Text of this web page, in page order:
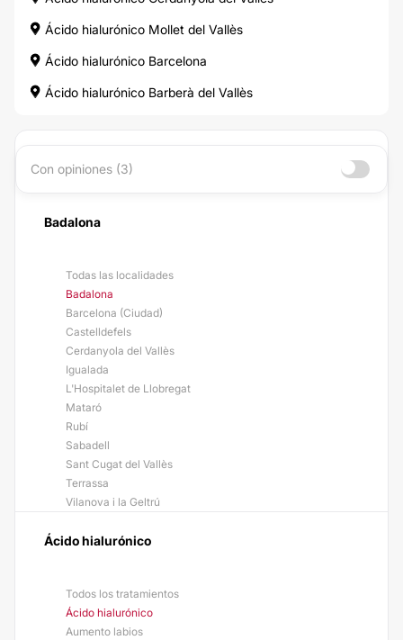
Ácido hialurónico Mollet del Vallès
Ácido hialurónico Barcelona
Ácido hialurónico Barberà del Vallès
Con opiniones (3)
Badalona
Todas las localidades
Badalona
Barcelona (Ciudad)
Castelldefels
Cerdanyola del Vallès
Igualada
L'Hospitalet de Llobregat
Mataró
Rubí
Sabadell
Sant Cugat del Vallès
Terrassa
Vilanova i la Geltrú
Ácido hialurónico
Todos los tratamientos
Ácido hialurónico
Aumento labios